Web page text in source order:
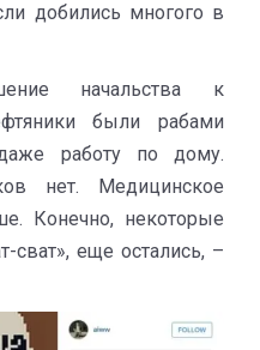
добились многого в
начальства к
были рабами
работу по дому.
нет. Медицинское
Конечно, некоторые
сват», еще остались, –